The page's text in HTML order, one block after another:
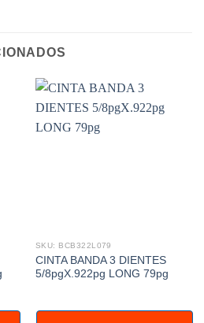
SKU: BCB322L079
CINTA BANDA 3 DIENTES
5/8pgX.922pg LONG 79pg